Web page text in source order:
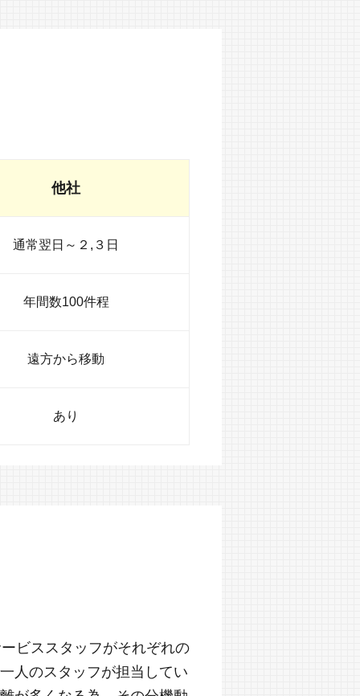
他社
通常翌日～２,３日
年間数100件程
遠方から移動
あり
ビススタッフがそれぞれの
人のスタッフが担当してい